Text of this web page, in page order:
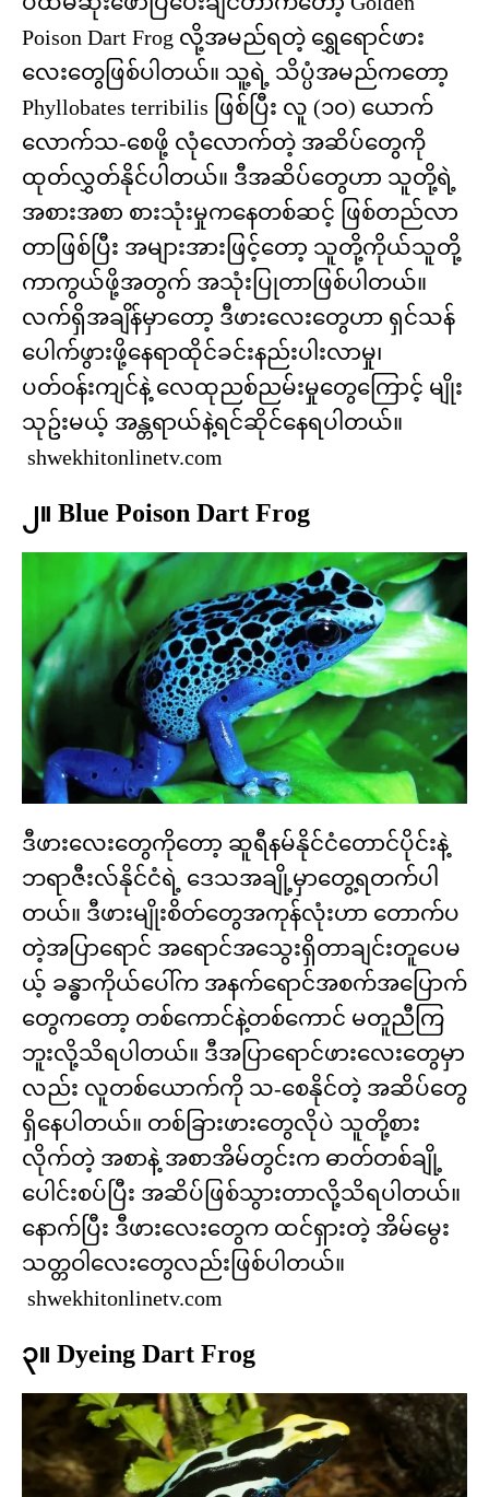
Poison Dart Frog လို့အမည်ရတဲ့ ရွှေရောင်ဖား
လေးတွေဖြစ်ပါတယ်။ သူ့ရဲ့ သိပ္ပံအမည်ကတော့
Phyllobates terribilis ဖြစ်ပြီး လူ (၁၀) ယောက်
လောက်သ-စေဖို့ လုံလောက်တဲ့ အဆိပ်တွေကို
ထုတ်လွှတ်နိုင်ပါတယ်။ ဒီအဆိပ်တွေဟာ သူတို့ရဲ့
အစားအစာ စားသုံးမှုကနေတစ်ဆင့် ဖြစ်တည်လာ
တာဖြစ်ပြီး အများအားဖြင့်တော့ သူတို့ကိုယ်သူတို့
ကာကွယ်ဖို့အတွက် အသုံးပြုတာဖြစ်ပါတယ်။
လက်ရှိအချိန်မှာတော့ ဒီဖားလေးတွေဟာ ရှင်သန်
ပေါက်ဖွားဖို့နေရာထိုင်ခင်းနည်းပါးလာမှု၊
ပတ်ဝန်းကျင်နဲ့ လေထုညစ်ညမ်းမှုတွေကြောင့် မျိုး
သုဥ်းမယ့် အန္တရာယ်နဲ့ရင်ဆိုင်နေရပါတယ်။
shwekhitonlinetv.com
၂။ Blue Poison Dart Frog
ဒီဖားလေးတွေကိုတော့ ဆူရီနမ်နိုင်ငံတောင်ပိုင်းနဲ့
ဘရာဇီးလ်နိုင်ငံရဲ့ ဒေသအချို့မှာတွေ့ရတက်ပါ
တယ်။ ဒီဖားမျိုးစိတ်တွေအကုန်လုံးဟာ တောက်ပ
တဲ့အပြာရောင် အရောင်အသွေးရှိတာချင်းတူပေမ
ယ့် ခန္ဓာကိုယ်ပေါ်က အနက်ရောင်အစက်အပြောက်
တွေကတော့ တစ်ကောင်နဲ့တစ်ကောင် မတူညီကြ
ဘူးလို့သိရပါတယ်။ ဒီအပြာရောင်ဖားလေးတွေမှာ
လည်း လူတစ်ယောက်ကို သ-စေနိုင်တဲ့ အဆိပ်တွေ
ရှိနေပါတယ်။ တစ်ခြားဖားတွေလိုပဲ သူတို့စား
လိုက်တဲ့ အစာနဲ့ အစာအိမ်တွင်းက ဓာတ်တစ်ချို့
ပေါင်းစပ်ပြီး အဆိပ်ဖြစ်သွားတာလို့သိရပါတယ်။
နောက်ပြီး ဒီဖားလေးတွေက ထင်ရှားတဲ့ အိမ်မွေး
သတ္တဝါလေးတွေလည်းဖြစ်ပါတယ်။
shwekhitonlinetv.com
၃။ Dyeing Dart Frog